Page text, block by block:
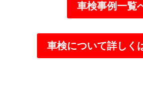
車検事例一覧
車検について詳しく